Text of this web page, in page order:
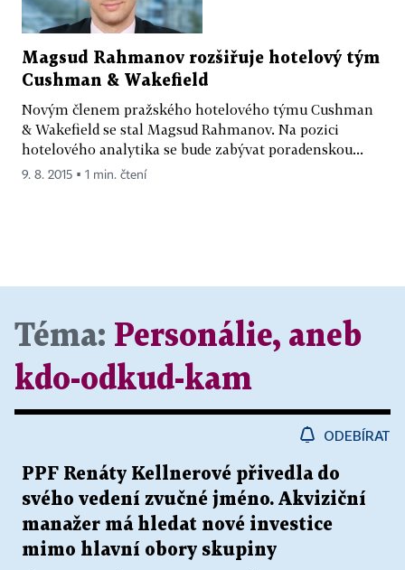
Magsud Rahmanov rozšiřuje hotelový tým
Cushman & Wakefield
Novým členem pražského hotelového týmu Cushman
& Wakefield se stal Magsud Rahmanov. Na pozici
hotelového analytika se bude zabývat poradenskou...
9. 8. 2015 ▪ 1 min. čtení
Téma: Personálie, aneb
kdo-odkud-kam
ODEBÍRAT
PPF Renáty Kellnerové přivedla do
svého vedení zvučné jméno. Akviziční
manažer má hledat nové investice
mimo hlavní obory skupiny